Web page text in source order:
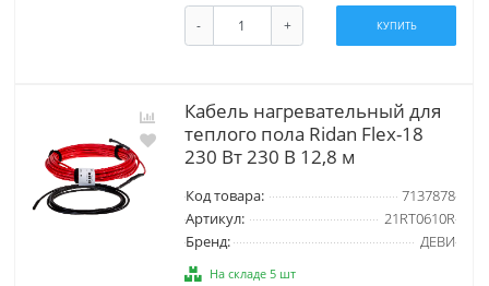
- + КУПИТЬ
Кабель нагревательный для
теплого пола Ridan Flex-18
230 Вт 230 В 12,8 м
Код товара:
7137878
Артикул:
21RT0610R
Бренд:
ДЕВИ
На складе 5 шт